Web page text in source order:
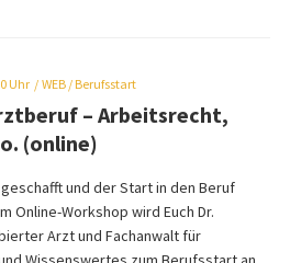
Uhr WEB / Berufsstart
– Arbeitsrecht,
(online)
und der Start in den Beruf
Online-Workshop wird Euch Dr.
Arzt und Fachanwalt für